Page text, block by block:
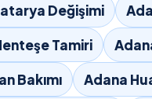
Değişimi
Tamiri
Bakımı
Adana